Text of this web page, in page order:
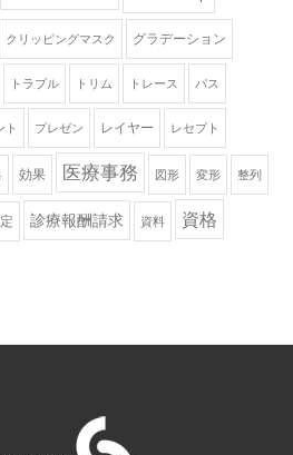
クリッピングマスク グラデーション
トラブル トリム トレース パス
プレゼン レイヤー レセプト
効果 医療事務 図形 変形 整列
診療報酬請求 資料 資格